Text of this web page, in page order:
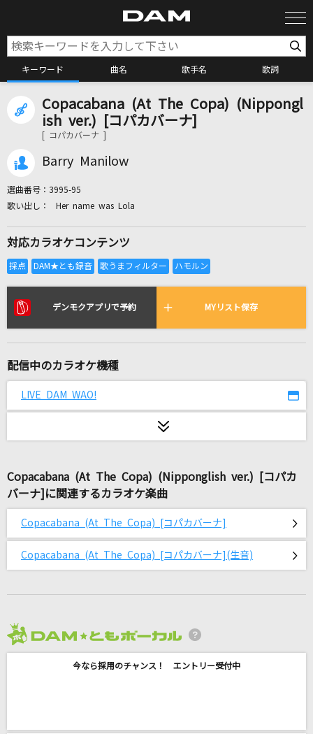
キーワード 曲名 歌手名 歌詞
カラオケ検索
カラオケリクエスト
リアルタイムで歌われている曲の一覧
ぬくもり
レディーレ
バルーン
B'z
扉
GReeeeN
Blizzard
三浦大知
ツキアカリのミチシルベ
ステレオポニー
Copacabana (At The Copa) (Nippongl
ish ver.) [コパカバーナ]
[ コパカバーナ ]
Barry Manilow
選曲番号： 3995-95
Her name was Lola
対応カラオケコンテンツ
デンモクアプリで予約 MYリスト保存
配信中のカラオケ機種
LIVE DAM WAO!
Copacabana (At The Copa) (Nipponglish ver.) [コパカ
バーナ]に関連するカラオケ楽曲
Copacabana (At The Copa) [コパカバーナ]
Copacabana (At The Copa) [コパカバーナ](生音)
今なら採用のチャンス！ エントリー受付中